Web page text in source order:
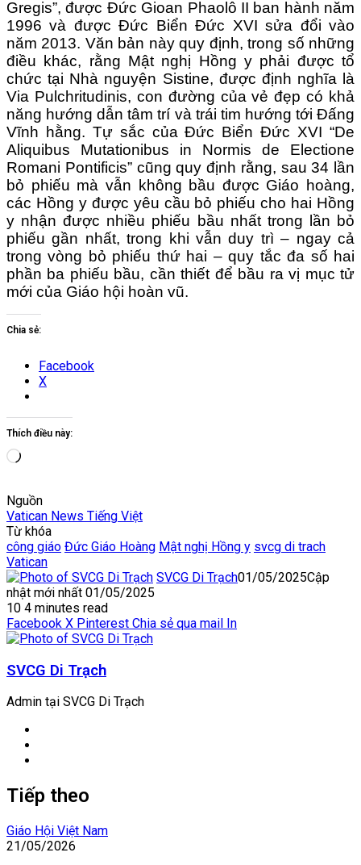
Gregis”, được Đức Gioan Phaolô II ban hành năm
1996 và được Đức Biển Đức XVI sửa đổi vào
năm 2013. Văn bản này quy định, trong số những
điều khác, rằng Mật nghị Hồng y phải được tổ
chức tại Nhà nguyện Sistine, được định nghĩa là
Via Pulchritudinis, con đường của vẻ đẹp có khả
năng hướng dẫn tâm trí và trái tim hướng tới Đấng
Vĩnh hằng. Tự sắc của Đức Biển Đức XVI “De
Aliquibus Mutationibus in Normis de Electione
Romani Pontificis” cũng quy định rằng, sau 34 lần
bỏ phiếu mà vẫn không bầu được Giáo hoàng,
các Hồng y được yêu cầu bỏ phiếu cho hai Hồng
y nhận được nhiều phiếu bầu nhất trong lần bỏ
phiếu gần nhất, trong khi vẫn duy trì – ngay cả
trong vòng bỏ phiếu thứ hai – quy tắc đa số hai
phần ba phiếu bầu, cần thiết để bầu ra vị mục tử
mới của Giáo hội hoàn vũ.
Chia sẻ:
Facebook
X
Thích điều này:
Đang
Nguồn
Vatican News Tiếng Việt
Từ khóa
công giáo Đức Giáo Hoàng Mật nghị Hồng y svcg di trach
Vatican
SVCG Di Trạch01/05/2025Cập
nhật mới nhất 01/05/2025
10 4 minutes read
Facebook X Pinterest Chia sẻ qua mail In
SVCG Di Trạch
Admin tại SVCG Di Trạch
Tiếp theo
Giáo Hội Việt Nam
21/05/2026